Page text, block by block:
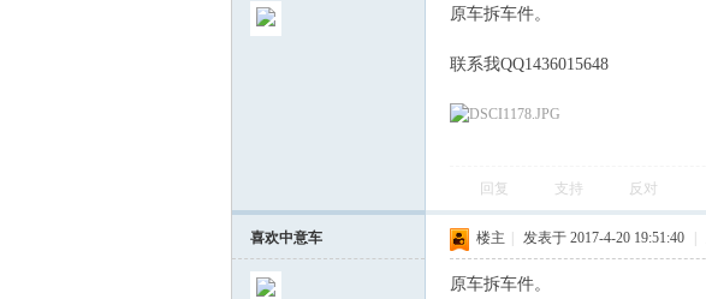
原车拆车件。
联系我QQ1436015648
回复 支持 反对
喜欢中意车 楼主 发表于 2017-4-20 19:51:40
原车拆车件。